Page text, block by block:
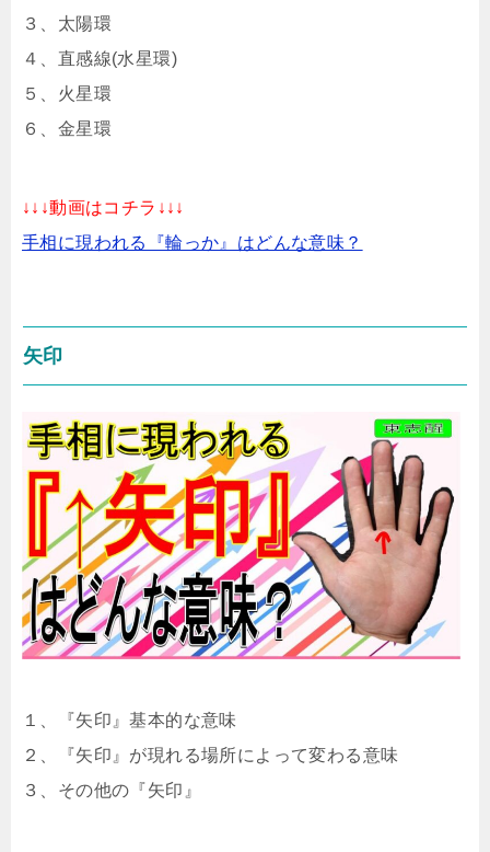
３、太陽環
４、直感線(水星環)
５、火星環
６、金星環
↓↓↓動画はコチラ↓↓↓
手相に現われる『輪っか』はどんな意味？
矢印
１、『矢印』基本的な意味
２、『矢印』が現れる場所によって変わる意味
３、その他の『矢印』